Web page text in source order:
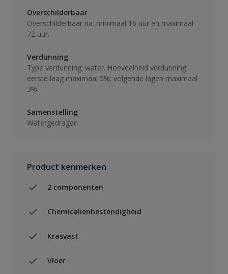
Overschilderbaar
Overschilderbaar na: minimaal 16 uur en maximaal
72 uur.
Verdunning
Type verdunning: water. Hoeveelheid verdunning:
eerste laag maximaal 5%; volgende lagen maximaal
3%.
Samenstelling
Watergedragen
Product kenmerken
2 componenten
Chemicalienbestendigheid
Krasvast
Vloer